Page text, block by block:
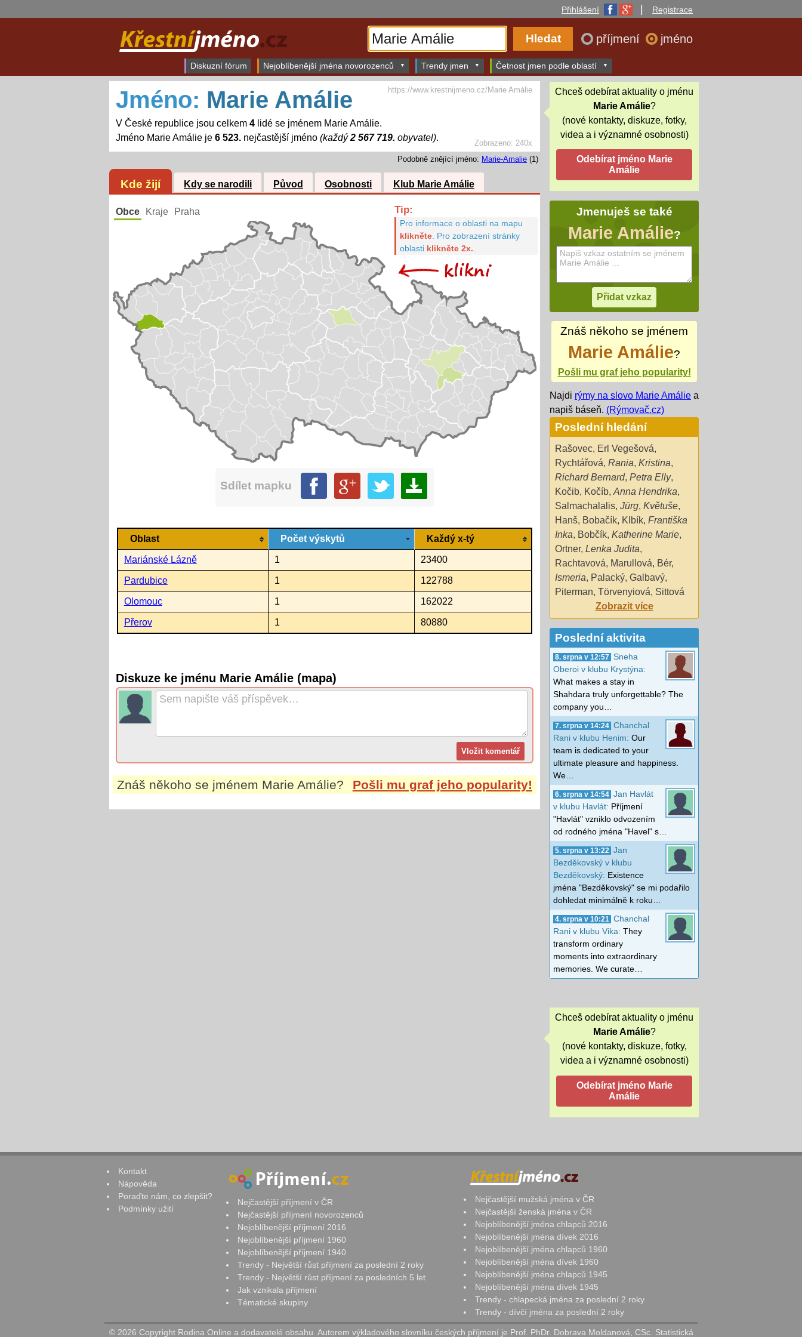
Přihlášení Registrace
příjmení jméno
Diskuzní fórum Nejoblíbenější jména novorozenců Trendy jmen Četnost jmen podle oblastí
Zobrazeno: 240x
Jméno: Marie Amálie
V České republice jsou celkem 4lidé se jménem Marie Amálie.
Jméno Marie Amálie je 6 523.nejčastější jméno (každý2 567 719. obyvatel).
https://www.krestnijmeno.cz/Marie Amálie
Podobně znějící jméno: Marie-Amalie (1)
Kde žijí Kdy se narodili Původ Osobnosti Klub Marie Amálie
Obce Kraje Praha Tip:
Pro informace o oblasti na mapu
klikněte. Pro zobrazení stránky
oblasti klikněte 2x.
Sdílet mapku
Oblast Počet výskytů Každý x-tý
Mariánské Lázně 1 23400
Pardubice 1 122788
Olomouc 1 162022
Přerov 1 80880
Diskuze ke jménu Marie Amálie (mapa)
Znáš někoho se jménem Marie Amálie? Pošli mu graf jeho popularity!
Chceš odebírat aktuality o jménu
Marie Amálie?
(nové kontakty, diskuze, fotky,
videa a i významné osobnosti)
Jmenuješ se také
Marie Amálie?
Znáš někoho se jménem
Marie Amálie?
Pošli mu graf jeho popularity!
Najdi rýmy na slovo Marie Amálie a
napiš báseň. (Rýmovač.cz)
Poslední hledání
Rašovec, Erl Vegešová,
Rychtářová, Rania, Kristina,
Richard Bernard, Petra Elly,
Kočib, Kočíb, Anna Hendrika,
Salmachalalis, Jürg, Květuše,
Hanš, Bobačík, Klbík, Františka
Inka, Bobčík, Katherine Marie,
Ortner, Lenka Judita,
Rachtavová, Marullová, Bér,
Ismeria, Palacký, Galbavý,
Piterman, Törvenyiová, Sittová
Zobrazit více
Poslední aktivita
8. srpna v 12:57
Sneha
Oberoi v klubu Krystýna:
What makes a stay in
Shahdara truly unforgettable? The
company you…
7. srpna v 14:24 Chanchal
Rani v klubu Henim: Our
team is dedicated to your
ultimate pleasure and happiness.
We…
6. srpna v 14:54 Jan Havlát
v klubu Havlát: Příjmení
"Havlát" vzniklo odvozením
od rodného jména "Havel" s…
5. srpna v 13:22
Jan
Bezděkovský v klubu
Bezděkovský: Existence
jména "Bezděkovský" se mi podařilo
dohledat minimálně k roku…
4. srpna v 10:21
Chanchal
Rani v klubu Vika: They
transform ordinary
moments into extraordinary
memories. We curate…
Chceš odebírat aktuality o jménu
Marie Amálie?
(nové kontakty, diskuze, fotky,
videa a i významné osobnosti)
Kontakt
Nápověda
Poraďte nám, co zlepšit?
Podmínky užití
Nejčastější příjmení v ČR
Nejčastější příjmení novorozenců
Nejoblíbenější příjmení 2016
Nejoblíbenější příjmení 1960
Nejoblíbenější příjmení 1940
Trendy - Největší růst příjmení za poslední 2 roky
Trendy - Největší růst příjmení za posledních 5 let
Jak vznikala příjmení
Tématické skupiny
Nejčastější mužská jména v ČR
Nejčastější ženská jména v ČR
Nejoblíbenější jména chlapců 2016
Nejoblíbenější jména dívek 2016
Nejoblíbenější jména chlapců 1960
Nejoblíbenější jména dívek 1960
Nejoblíbenější jména chlapců 1945
Nejoblíbenější jména dívek 1945
Trendy - chlapecká jména za poslední 2 roky
Trendy - dívčí jména za poslední 2 roky
© 2026 Copyright Rodina Online a dodavatelé obsahu. Autorem výkladového slovníku českých příjmení je Prof. PhDr. Dobrava Moldanová, CSc. Statistická